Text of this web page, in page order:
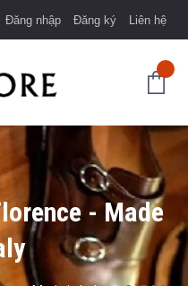
Đăng nhập Đăng ký Liên hệ
- Made